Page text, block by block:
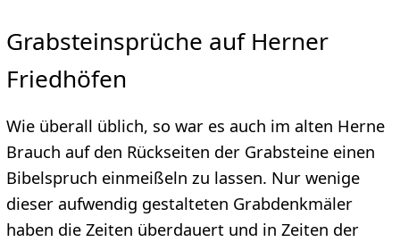
Grabsteinsprüche auf Herner
Friedhöfen
Wie überall üblich, so war es auch im alten Herne
Brauch auf den Rückseiten der Grabsteine einen
Bibelspruch einmeißeln zu lassen. Nur wenige
dieser aufwendig gestalteten Grabdenkmäler
haben die Zeiten überdauert und in Zeiten der